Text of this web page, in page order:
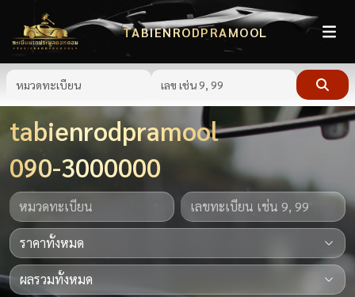
TABIENRODPRAMOOL
tabienrodpramool
090-3000000